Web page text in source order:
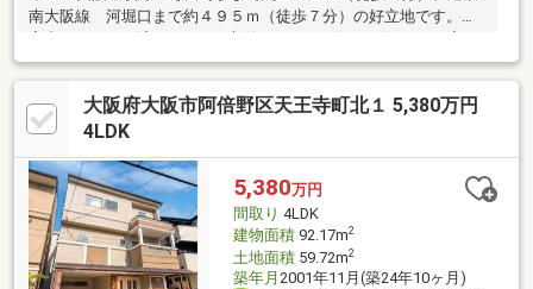
南大阪線 河堀口まで約４９５ｍ（徒歩７分）の好立地です。◆
室内リフォーム済みにつき、新築みたいにピッカピカです。◆２
００１年（平成１３年）１１月建築の鉄骨造３階建。◆南向きバ
ルコニーが２・３階にあり、陽当り・通風良好です。【令和８年
５月リフォーム済み】●システムキッチン・浴室ユニットバス・
洗濯パン新調。●フロアタイル・クロス全て・ＣＦ張替。●畳表
ターホン・ポスト新調。●室内一部塗装、網戸一部張替。●ハウス
クリーニング等。
大阪府大阪市阿倍野区天王寺町北１ 5,380万円
4LDK
5,380万円
間取り 4LDK
建物面積92.17m2
土地面積59.72m2
築年月 2001年11月(築24年10ヶ月)